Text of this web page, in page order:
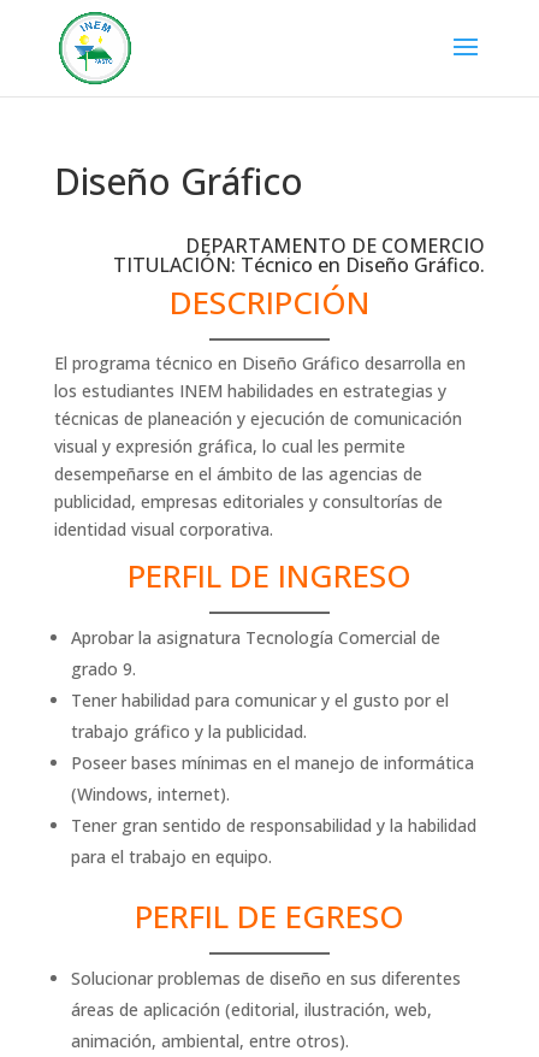
Diseño Gráfico
DEPARTAMENTO DE COMERCIO
TITULACIÓN: Técnico en Diseño Gráfico.
DESCRIPCIÓN
El programa técnico en Diseño Gráfico desarrolla en
los estudiantes INEM habilidades en estrategias y
técnicas de planeación y ejecución de comunicación
visual y expresión gráfica, lo cual les permite
desempeñarse en el ámbito de las agencias de
publicidad, empresas editoriales y consultorías de
identidad visual corporativa.
PERFIL DE INGRESO
Aprobar la asignatura Tecnología Comercial de
grado 9.
Tener habilidad para comunicar y el gusto por el
trabajo gráfico y la publicidad.
Poseer bases mínimas en el manejo de informática
(Windows, internet).
Tener gran sentido de responsabilidad y la habilidad
para el trabajo en equipo.
PERFIL DE EGRESO
Solucionar problemas de diseño en sus diferentes
áreas de aplicación (editorial, ilustración, web,
animación, ambiental, entre otros).